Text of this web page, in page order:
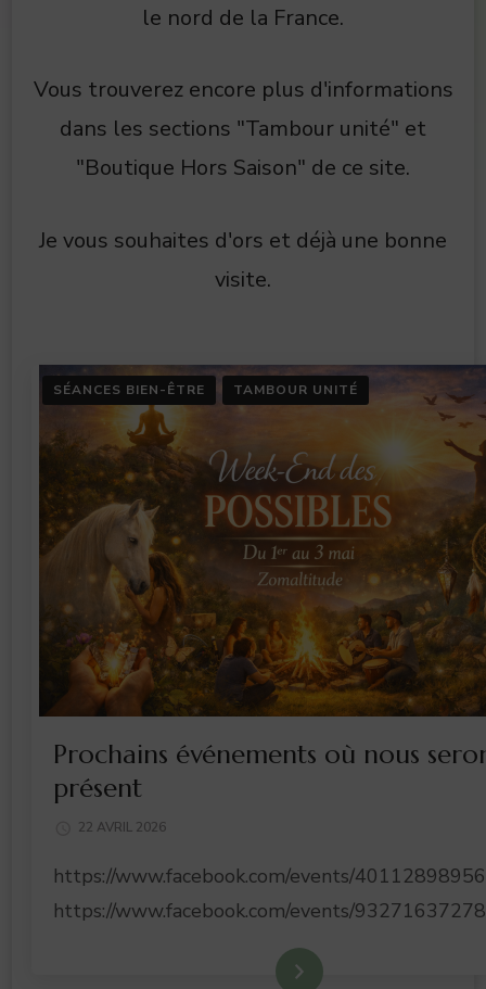
le nord de la France.
Vous trouverez encore plus d'informations
dans les sections "Tambour unité" et
"Boutique Hors Saison" de ce site.
Je vous souhaites d'ors et déjà une bonne
visite.
SÉANCES BIEN-ÊTRE TAMBOUR UNITÉ
Prochains événements où nous
présent
22 AVRIL 2026
https://www.facebook.com/events/
https://www.facebook.com/events/
En lire plus